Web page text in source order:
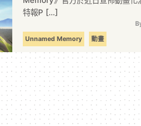
特報P […]
Unnamed Memory
動畫